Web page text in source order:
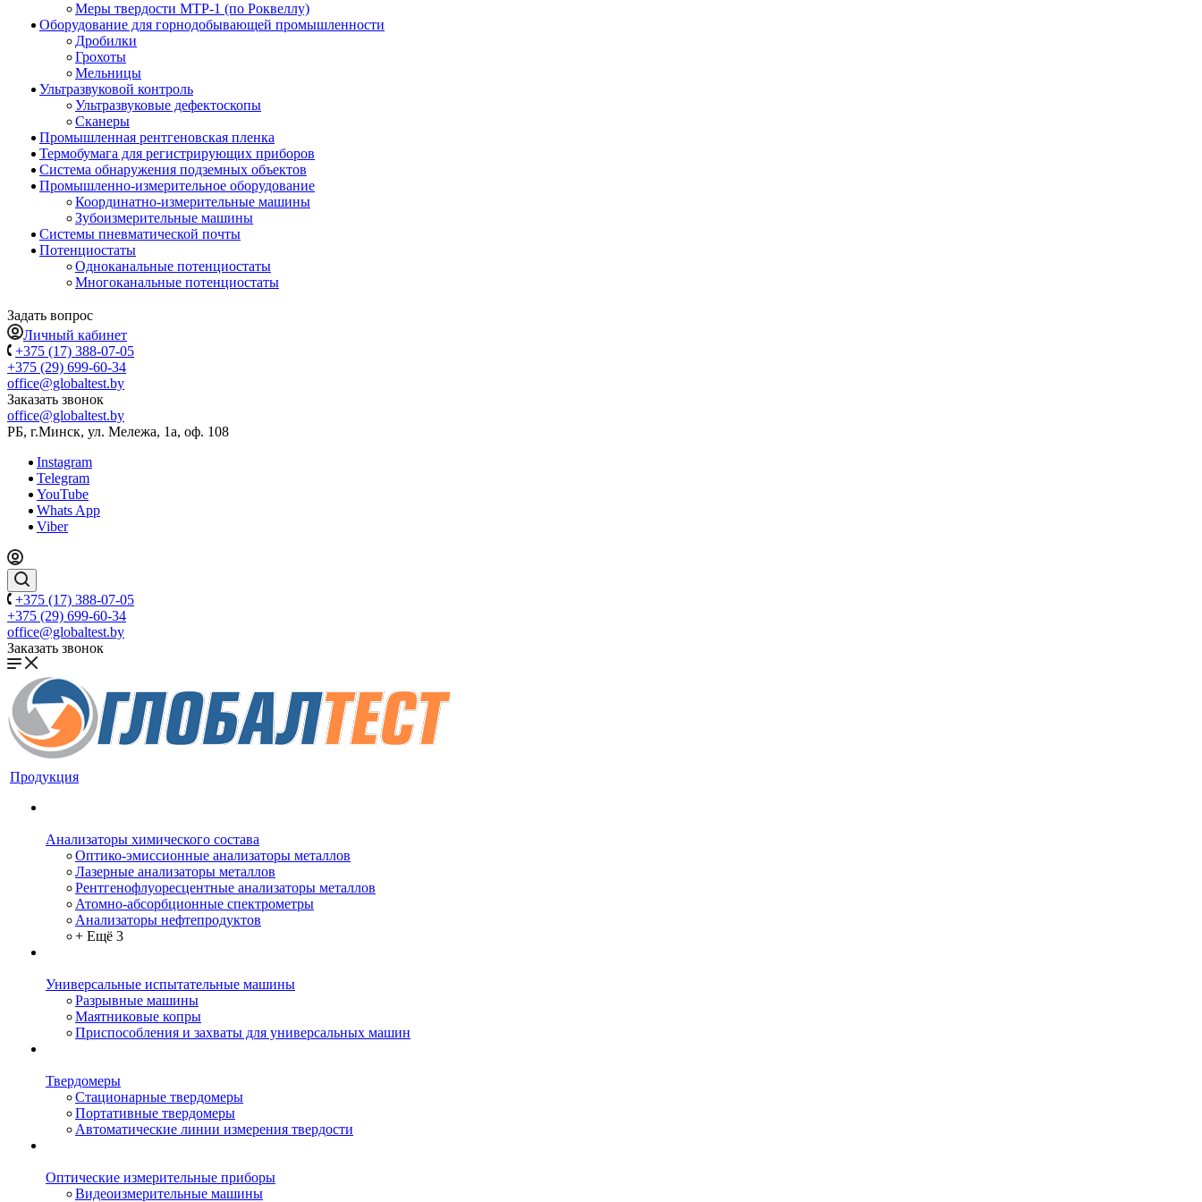
Меры твердости МТР-1 (по Роквеллу)
Оборудование для горнодобывающей промышленности
Дробилки
Грохоты
Мельницы
Ультразвуковой контроль
Ультразвуковые дефектоскопы
Сканеры
Промышленная рентгеновская пленка
Термобумага для регистрирующих приборов
Система обнаружения подземных объектов
Промышленно-измерительное оборудование
Координатно-измерительные машины
Зубоизмерительные машины
Системы пневматической почты
Потенциостаты
Одноканальные потенциостаты
Многоканальные потенциостаты
Задать вопрос
Личный кабинет
+375 (17) 388-07-05
+375 (29) 699-60-34
office@globaltest.by
Заказать звонок
office@globaltest.by
РБ, г.Минск, ул. Мележа, 1а, оф. 108
Instagram
Telegram
YouTube
Whats App
Viber
+375 (17) 388-07-05
+375 (29) 699-60-34
office@globaltest.by
Заказать звонок
Продукция
Анализаторы химического состава
Оптико-эмиссионные анализаторы металлов
Лазерные анализаторы металлов
Рентгенофлуоресцентные анализаторы металлов
Атомно-абсорбционные спектрометры
Анализаторы нефтепродуктов
+ Ещё 3
Универсальные испытательные машины
Разрывные машины
Маятниковые копры
Приспособления и захваты для универсальных машин
Твердомеры
Стационарные твердомеры
Портативные твердомеры
Автоматические линии измерения твердости
Оптические измерительные приборы
Видеоизмерительные машины